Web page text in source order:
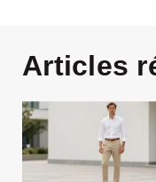
Articles